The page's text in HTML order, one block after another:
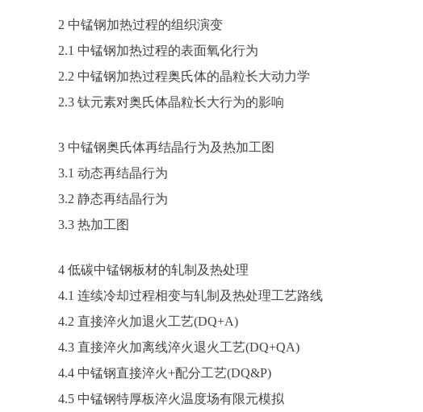
2 中锰钢加热过程的组织演变
2.1 中锰钢加热过程的表面氧化行为
2.2 中锰钢加热过程奥氏体的晶粒长大动力学
2.3 钛元素对奥氏体晶粒长大行为的影响
3 中锰钢奥氏体再结晶行为及热加工图
3.1 动态再结晶行为
3.2 静态再结晶行为
3.3 热加工图
4 低碳中锰钢板材的轧制及热处理
4.1 连续冷却过程相变与轧制及热处理工艺路线
4.2 直接淬火加退火工艺(DQ+A)
4.3 直接淬火加离线淬火退火工艺(DQ+QA)
4.4 中锰钢直接淬火+配分工艺(DQ&P)
4.5 中锰钢特厚板淬火温度场有限元模拟